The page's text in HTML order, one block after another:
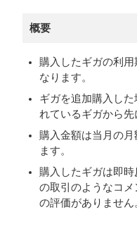
概要
購入したギガの利
なります。
ギガを追加購入し
れているギガから先
購入金額は当月の
ます。
購入したギガは即
の取引のようなコ
の評価がありません